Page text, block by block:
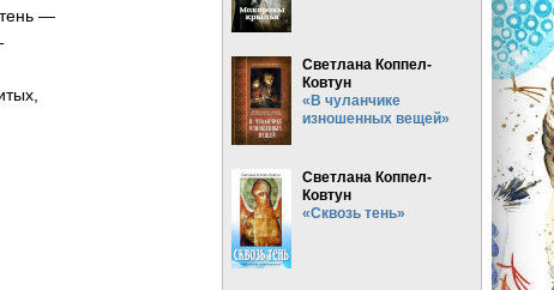
тень —
Светлана Коппел-
Ковтун
«В чуланчике
изношенных вещей»
Светлана Коппел-
Ковтун
«Сквозь тень»